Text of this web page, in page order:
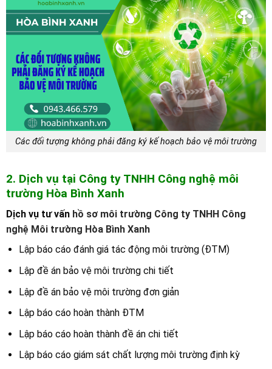
Các đối tượng không phải đăng ký kế hoạch bảo vệ môi trường
2. Dịch vụ tại Công ty TNHH Công nghệ môi
trường Hòa Bình Xanh
Dịch vụ tư vấn hồ sơ môi trường Công ty TNHH Công
nghệ Môi trường Hòa Bình Xanh
Lập báo cáo đánh giá tác động môi trường (ĐTM)
Lập đề án bảo vệ môi trường chi tiết
Lập đề án bảo vệ môi trường đơn giản
Lập báo cáo hoàn thành ĐTM
Lập báo cáo hoàn thành đề án chi tiết
Lập báo cáo giám sát chất lượng môi trường định kỳ